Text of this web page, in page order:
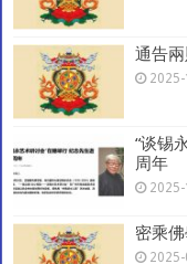
通告兩
2025-
“谈锡
周年
密乘
2025-